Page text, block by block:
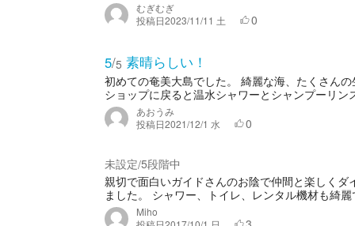
むぎむぎ
投稿日2023/11/11 土 0
5/5 素晴らしい！
初めての奄美大島でした。 綺麗な海、たくさん
ショップに戻ると温水シャワーとシャンプーリ
あおうみ
投稿日2021/12/1 水 0
未設定/5段階中
親切で面白いガイドさんのお陰で仲間と楽しく
ました。 シャワー、トイレ、レンタル機材も綺
Miho